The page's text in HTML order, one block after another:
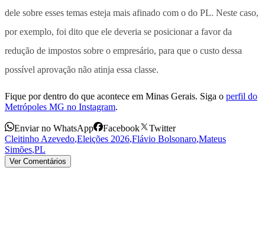
dele sobre esses temas esteja mais afinado com o do PL. Neste caso,
por exemplo, foi dito que ele deveria se posicionar a favor da
redução de impostos sobre o empresário, para que o custo dessa
possível aprovação não atinja essa classe.
Fique por dentro do que acontece em Minas Gerais. Siga o perfil do
Metrópoles MG no Instagram.
Enviar no WhatsApp Facebook
Twitter
Cleitinho Azevedo,Eleições 2026,Flávio Bolsonaro,Mateus
Simões,PL
Ver Comentários